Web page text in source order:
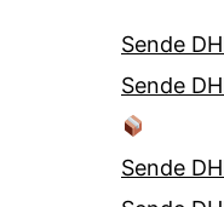
Sende
Sende
Sende